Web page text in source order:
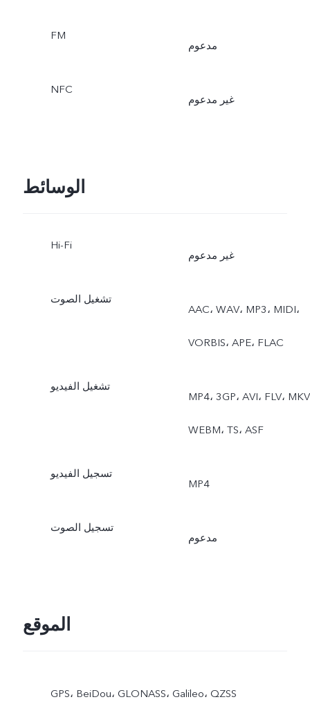
FM
مدعوم
NFC
غير مدعوم
الوسائط
Hi-Fi
غير مدعوم
تشغيل الصوت
AAC، ‏WAV، ‏MP3، ‏MIDI،
‏VORBIS، ‏APE، ‏FLAC
تشغيل الفيديو
MP4، ‏3GP، ‏AVI، ‏FLV، ‏MKV،
‏WEBM، ‏TS، ‏ASF
تسجيل الفيديو
MP4
تسجيل الصوت
مدعوم
الموقع
GPS،‏ BeiDou،‏ GLONASS،‏ Galileo،‏ QZSS